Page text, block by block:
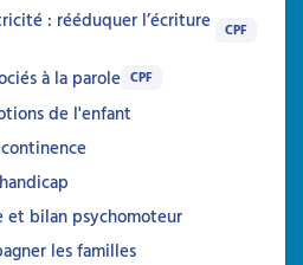
: rééduquer l’écriture
CPF
à la parole CPF
de l'enfant
et bilan psychomoteur
les familles